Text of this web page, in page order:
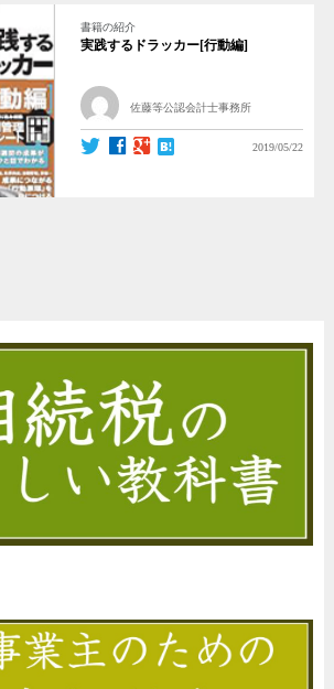
書籍の紹介
実践するドラッカー[行動編]
佐藤等公認会計士事務所
2019/05/22